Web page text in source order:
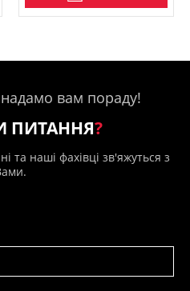
вам пораду!
ПИТАННЯ?
та наші фахівці зв'яжуться з